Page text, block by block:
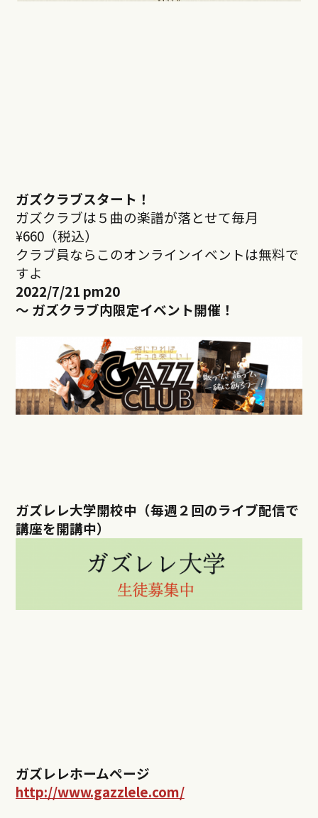
ガズクラブスタート！
ガズクラブは５曲の楽譜が落とせて毎月
¥660（税込）
クラブ員ならこのオンラインイベントは無料で
すよ
2022/7/21 pm20
～ ガズクラブ内限定イベント開催！
ガズレレ大学開校中（毎週２回のライブ配信で
講座を開講中）
ガズレレホームページ
http://www.gazzlele.com/